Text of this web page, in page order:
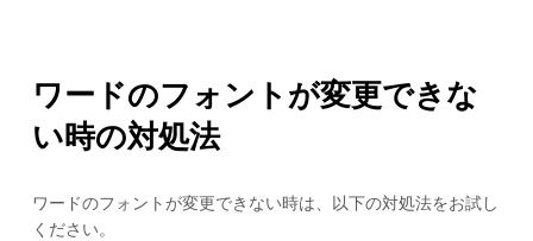
ワードのフォントが変更できな
い時の対処法
ワードのフォントが変更できない時は、以下の対処法をお試し
ください。